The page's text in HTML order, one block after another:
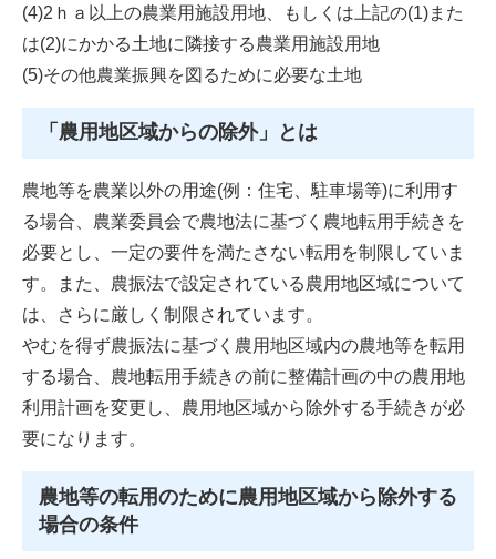
(4)2ｈａ以上の農業用施設用地、もしくは上記の(1)また
は(2)にかかる土地に隣接する農業用施設用地
(5)その他農業振興を図るために必要な土地
「農用地区域からの除外」とは
農地等を農業以外の用途(例：住宅、駐車場等)に利用す
る場合、農業委員会で農地法に基づく農地転用手続きを
必要とし、一定の要件を満たさない転用を制限していま
す。また、農振法で設定されている農用地区域について
は、さらに厳しく制限されています。
やむを得ず農振法に基づく農用地区域内の農地等を転用
する場合、農地転用手続きの前に整備計画の中の農用地
利用計画を変更し、農用地区域から除外する手続きが必
要になります。
農地等の転用のために農用地区域から除外する
場合の条件